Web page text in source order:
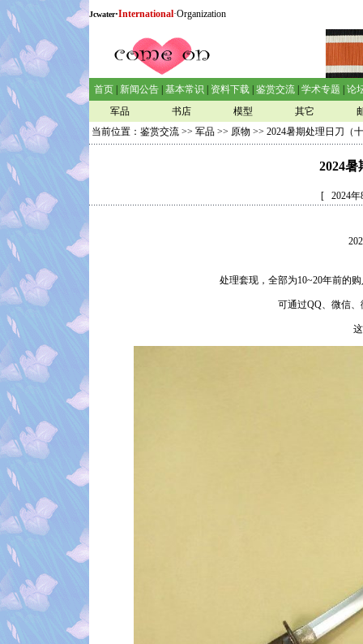
Jcwater·International·Organization
首页 新闻公告 基本常识 资料下载 鉴赏交流 学术专题
论
军品
书店 模型 其它
当前位置： 鉴赏交流 >> 军品 >> 原物 >> 2024暑期处理日刀（
2024
[ 2024年
处理套现，全部为10~20年前的
可通过QQ、微信